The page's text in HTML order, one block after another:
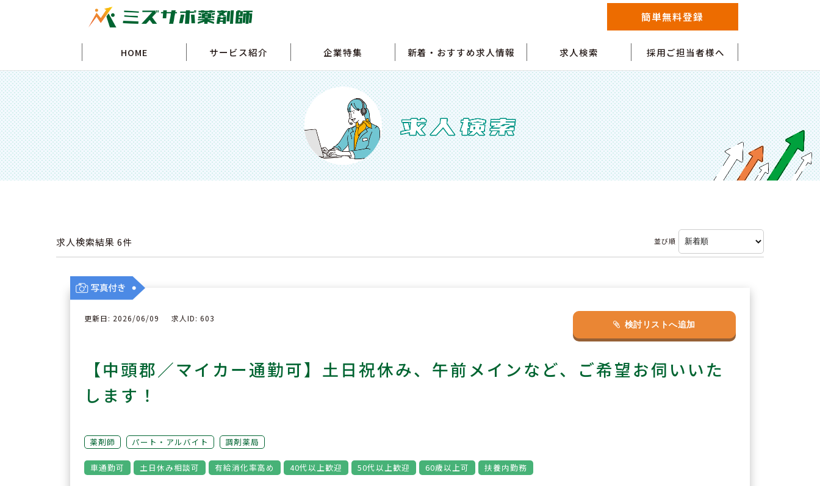
簡単無料登録
HOME サービス紹介 企業特集 新着・おすすめ求人情報 求人検索 採用ご担当者様へ
求人検索結果 6件 並び順
更新日: 2026/06/09 求人ID: 603
検討リストへ追加
【中頭郡／マイカー通勤可】土日祝休み、午前メインなど、ご希望お伺いいた
します！
薬剤師 パート・アルバイト 調剤薬局
車通勤可 土日休み相談可 有給消化率高め 40代以上歓迎 50代以上歓迎 60歳以上可 扶養内勤務